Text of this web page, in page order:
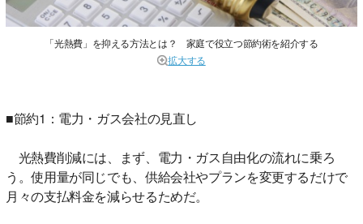
「光熱費」を抑える方法とは？ 家庭で役立つ節約術を紹介する
拡大する
■節約1：電力・ガス会社の見直し
光熱費削減には、まず、電力・ガス自由化の流れに乗ろ
う。使用量が同じでも、供給会社やプランを変更するだけで
月々の支払料金を減らせるためだ。